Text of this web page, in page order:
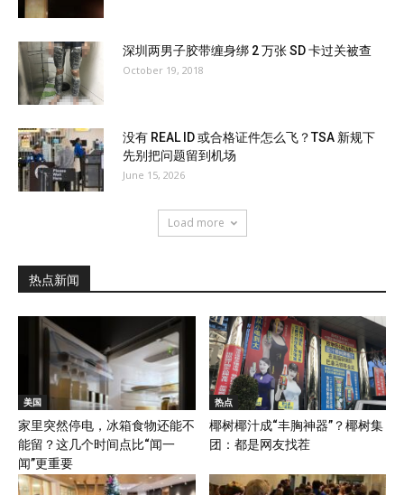
深圳两男子胶带缠身绑 2 万张 SD 卡过关被查
October 19, 2018
没有 REAL ID 或合格证件怎么飞？TSA 新规下
先别把问题留到机场
June 15, 2026
Load more
热点新闻
美国
家里突然停电，冰箱食物还能不
能留？这几个时间点比“闻一
闻”更重要
热点
椰树椰汁成“丰胸神器”？椰树集
团：都是网友找茬